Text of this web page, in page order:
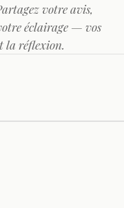
votre avis,
éclairage — vos
la réflexion.